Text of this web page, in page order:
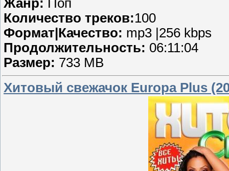
Жанр: Поп
Количество треков:100
Формат|Качество: mp3 |256 kbps
Продолжительность: 06:11:04
Размер: 733 MB
Хитовый свежачок Europa Plus